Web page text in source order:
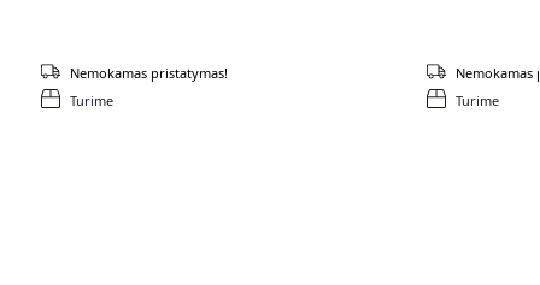
Turime
Nemokamas pristatymas!
Turime
Nemokamas